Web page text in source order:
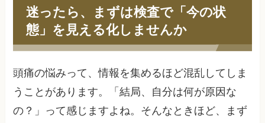
迷ったら、まずは検査で「今の状
態」を見える化しませんか
頭痛の悩みって、情報を集めるほど混乱してしま
うことがあります。「結局、自分は何が原因な
の？」って感じますよね。そんなときほど、まず